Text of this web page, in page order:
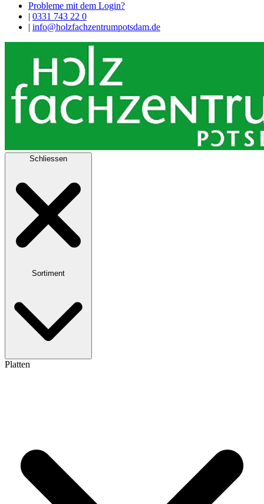
Probleme mit dem Login?
| 0331 743 22 0
| info@holzfachzentrumpotsdam.de
Schliessen
Sortiment
Platten